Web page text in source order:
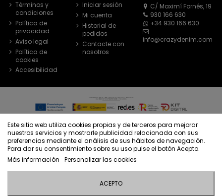
Términos y
condiciones
Política de
privacidad
Aviso legal
Política de
cookies
Accesibilidad
Iniciar sesión
Mi cuenta
Historial de
pedidos
Contacte con
nosotros
C/ Maximí Fornés, 19
930 166 630
+34 930 166 630
info@crazydenim.com
Este sitio web utiliza cookies propias y de terceros para mejorar
nuestros servicios y mostrarle publicidad relacionada con sus
preferencias mediante el análisis de sus hábitos de navegación.
Para dar su consentimiento sobre su uso pulse el botón Acepto.
Más información
Personalizar las cookies
ACEPTO
© Crazy Denim - Todos los derechos reservados - Powered by
bytefactory